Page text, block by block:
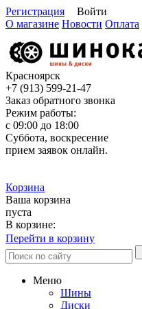
Регистрация
Войти
О магазине Новости Оплата
Красноярск
+7 (913) 599-21-47
Заказ обратного звонка
Режим работы:
с 09:00 до 18:00
Суббота, воскресение
прием заявок онлайн.
Корзина
Ваша корзина
пуста
В корзине:
Перейти в корзину
Меню
Шины
Диски